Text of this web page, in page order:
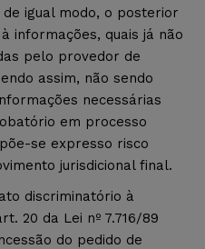
igual modo, o posterior
informações, quais já não
pelo provedor de
assim, não sendo
necessárias
em processo
se expresso risco
jurisdicional final.
discriminatório à
20 da Lei nº 7.716/89
do pedido de